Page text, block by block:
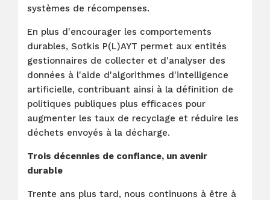
systèmes de récompenses.
En plus d'encourager les comportements
durables, Sotkis P(L)AYT permet aux entités
gestionnaires de collecter et d'analyser des
données à l'aide d'algorithmes d'intelligence
artificielle, contribuant ainsi à la définition de
politiques publiques plus efficaces pour
augmenter les taux de recyclage et réduire les
déchets envoyés à la décharge.
Trois décennies de confiance, un avenir
durable
Trente ans plus tard, nous continuons à être à